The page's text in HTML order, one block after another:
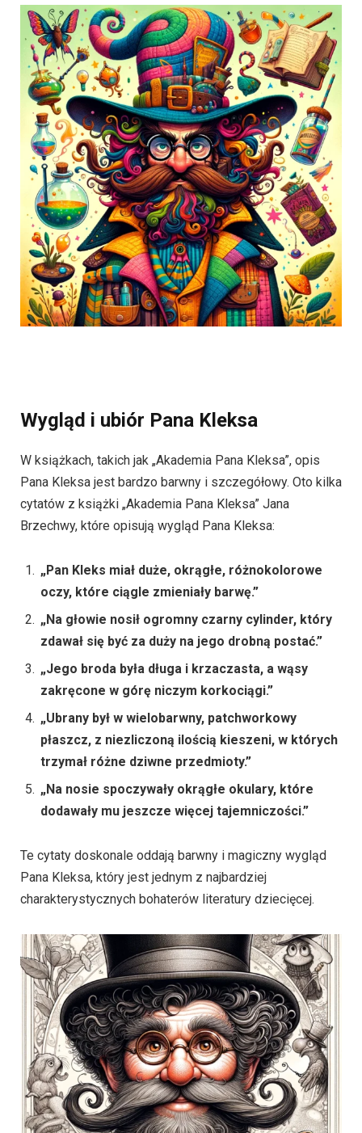
Wygląd i ubiór Pana Kleksa
W książkach, takich jak „Akademia Pana Kleksa”, opis
Pana Kleksa jest bardzo barwny i szczegółowy. Oto kilka
cytatów z książki „Akademia Pana Kleksa” Jana
Brzechwy, które opisują wygląd Pana Kleksa:
„Pan Kleks miał duże, okrągłe, różnokolorowe
oczy, które ciągle zmieniały barwę.”
„Na głowie nosił ogromny czarny cylinder, który
zdawał się być za duży na jego drobną postać.”
„Jego broda była długa i krzaczasta, a wąsy
zakręcone w górę niczym korkociągi.”
„Ubrany był w wielobarwny, patchworkowy
płaszcz, z niezliczoną ilością kieszeni, w których
trzymał różne dziwne przedmioty.”
„Na nosie spoczywały okrągłe okulary, które
dodawały mu jeszcze więcej tajemniczości.”
Te cytaty doskonale oddają barwny i magiczny wygląd
Pana Kleksa, który jest jednym z najbardziej
charakterystycznych bohaterów literatury dziecięcej.